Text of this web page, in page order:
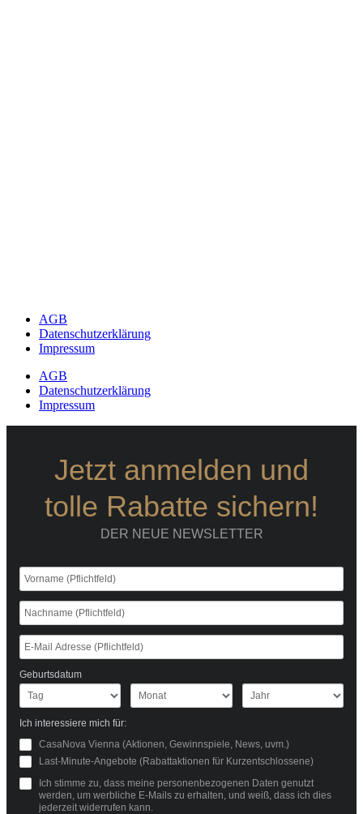
AGB
Datenschutzerklärung
Impressum
AGB
Datenschutzerklärung
Impressum
Jetzt anmelden und
tolle Rabatte sichern!
DER NEUE NEWSLETTER
Geburtsdatum
Ich interessiere mich für:
CasaNova Vienna (Aktionen, Gewinnspiele, News, uvm.)
Last-Minute-Angebote (Rabattaktionen für Kurzentschlossene)
Ich stimme zu, dass meine personenbezogenen Daten genutzt
werden, um werbliche E-Mails zu erhalten, und weiß, dass ich dies
jederzeit widerrufen kann.